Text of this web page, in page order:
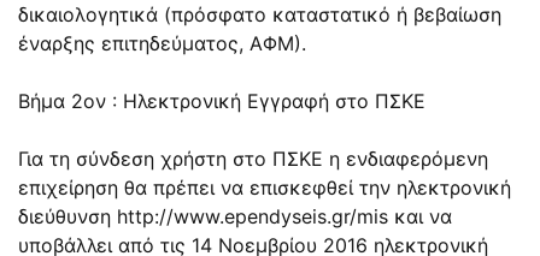
δικαιολογητικά (πρόσφατο καταστατικό ή βεβαίωση
έναρξης επιτηδεύματος, ΑΦΜ).
Βήμα 2ον : Ηλεκτρονική Εγγραφή στο ΠΣΚΕ
Για τη σύνδεση χρήστη στο ΠΣΚΕ η ενδιαφερόμενη
επιχείρηση θα πρέπει να επισκεφθεί την ηλεκτρονική
διεύθυνση http://www.ependyseis.gr/mis και να
υποβάλλει από τις 14 Νοεμβρίου 2016 ηλεκτρονική